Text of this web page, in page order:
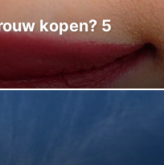
kopen? 5